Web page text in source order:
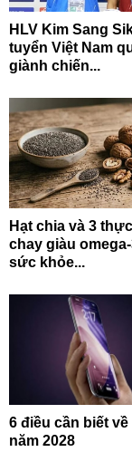
HLV Kim Sang
tuyển Việt Nam
giành chiến...
Hạt chia và 3
chay giàu
sức khỏe...
6 điều cần biết
năm 2028